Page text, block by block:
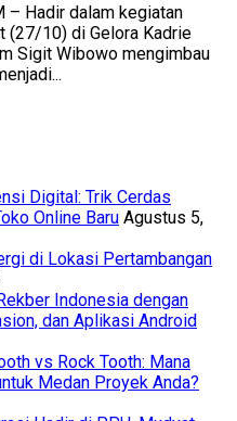
– Hadir dalam kegiatan
(27/10) di Gelora Kadrie
Sigit Wibowo mengimbau
Digital: Trik Cerdas
Online Baru Agustus 5,
di Lokasi Pertambangan
Indonesia dengan
dan Aplikasi Android
vs Rock Tooth: Mana
Medan Proyek Anda?